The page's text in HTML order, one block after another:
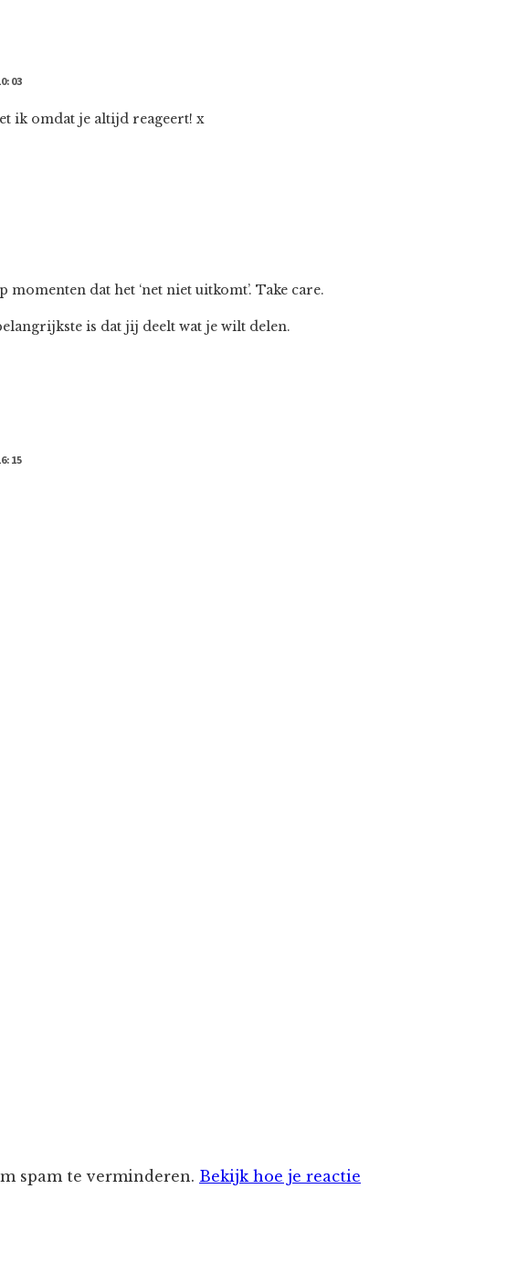
ik omdat je altijd reageert! x
dat het ‘net niet uitkomt’. Take care.
is dat jij deelt wat je wilt delen.
spam te verminderen. Bekijk hoe je reactie